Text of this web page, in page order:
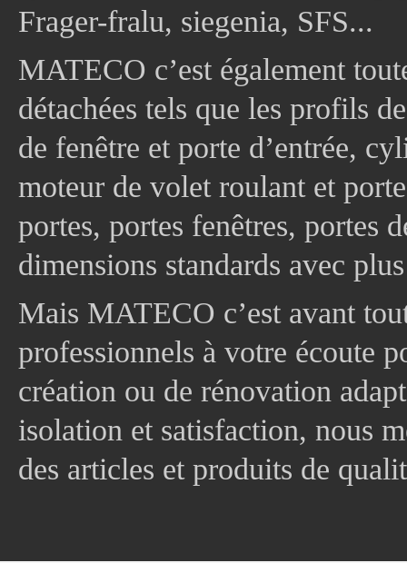
Frager-fralu, siegenia, SFS...
MATECO c’est également
détachées tels que les profils
de fenêtre et porte d’entrée,
moteur de volet roulant et
portes, portes fenêtres, portes
dimensions standards avec
Mais MATECO c’est avant
professionnels à votre écoute
création ou de rénovation
isolation et satisfaction, nous
des articles et produits de